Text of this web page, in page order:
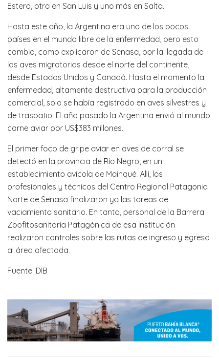
Estero, otro en San Luis y uno más en Salta.
Hasta este año, la Argentina era uno de los pocos
países en el mundo libre de la enfermedad, pero esto
cambio, como explicaron de Senasa, por la llegada de
las aves migratorias desde el norte del continente,
desde Estados Unidos y Canadá. Hasta el momento la
enfermedad, altamente destructiva para la producción
comercial, solo se había registrado en aves silvestres y
de traspatio. El año pasado la Argentina envió al mundo
carne aviar por US$383 millones.
El primer foco de gripe aviar en aves de corral se
detectó en la provincia de Río Negro, en un
establecimiento avícola de Mainqué. Allí, los
profesionales y técnicos del Centro Regional Patagonia
Norte de Senasa finalizaron ya las tareas de
vaciamiento sanitario. En tanto, personal de la Barrera
Zoofitosanitaria Patagónica de esa institución
realizaron controles sobre las rutas de ingreso y egreso
al área afectada.
Fuente: DIB